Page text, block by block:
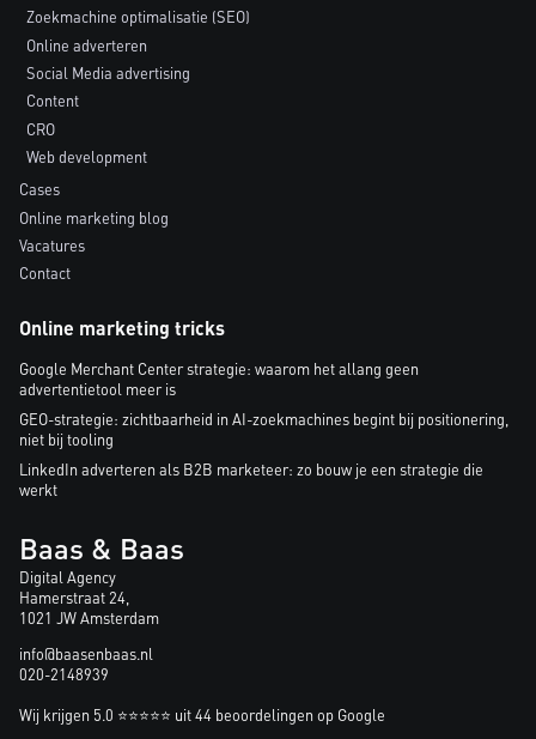
Zoekmachine optimalisatie (SEO)
Online adverteren
Social Media advertising
Content
CRO
Web development
Cases
Online marketing blog
Vacatures
Contact
Online marketing tricks
Google Merchant Center strategie: waarom het allang geen
advertentietool meer is
GEO-strategie: zichtbaarheid in AI-zoekmachines begint bij positionering,
niet bij tooling
LinkedIn adverteren als B2B marketeer: zo bouw je een strategie die
werkt
Baas & Baas
Digital Agency
Hamerstraat 24,
1021 JW Amsterdam
info@baasenbaas.nl
020-2148939
Wij krijgen 5.0 ⭐⭐⭐⭐⭐ uit 44 beoordelingen op Google